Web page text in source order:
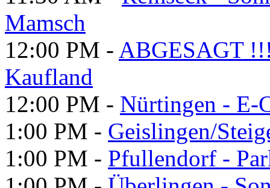
Mamsch
12:00 PM - ABGESAGT
Kaufland
12:00 PM - Nürtingen - E-
1:00 PM - Geislingen/
1:00 PM - Pfullendorf -